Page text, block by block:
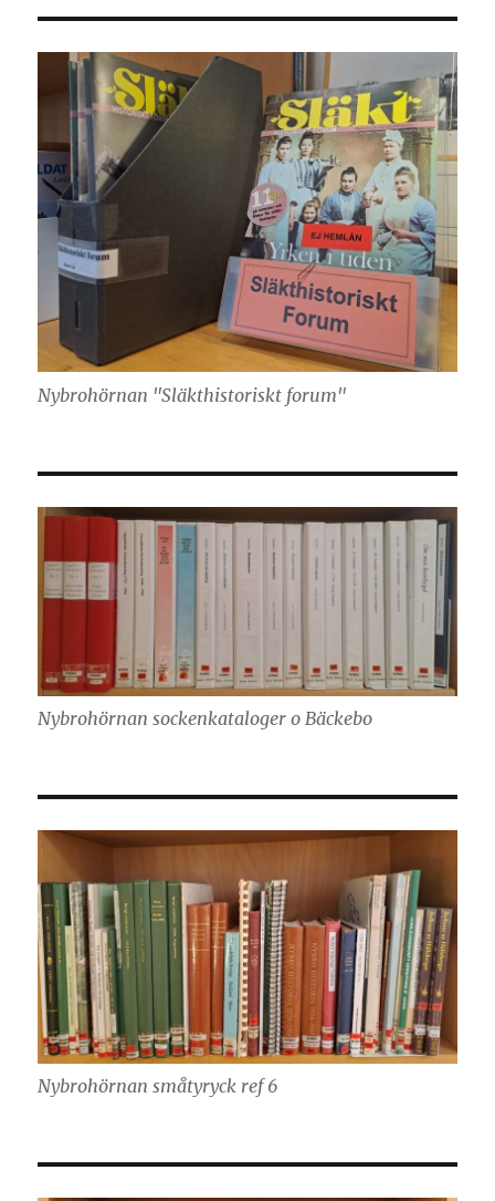
Nybrohörnan "Släkthistoriskt forum"
Nybrohörnan sockenkataloger o Bäckebo
Nybrohörnan småtyryck ref 6